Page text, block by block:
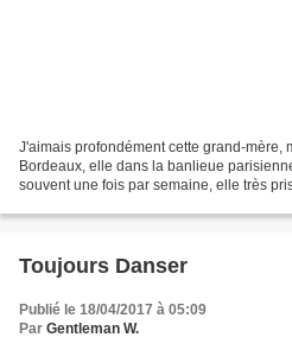
J'aimais profondément cette grand-mère,
Bordeaux, elle dans la banlieue
souvent une fois par semaine, elle très
Toujours Danser
Publié le 18/04/2017 à 05:09
Par Gentleman W.